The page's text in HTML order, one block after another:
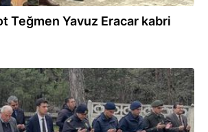
Teğmen Yavuz Eracar kabri